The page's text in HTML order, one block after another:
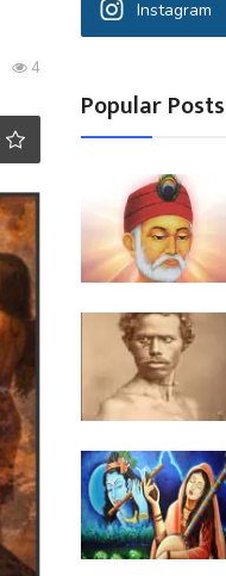
4
Instagram
Popular Posts